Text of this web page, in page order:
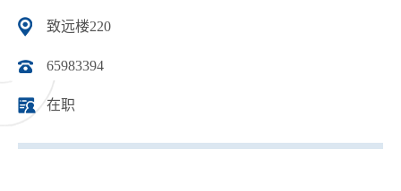
致远楼220
65983394
在职